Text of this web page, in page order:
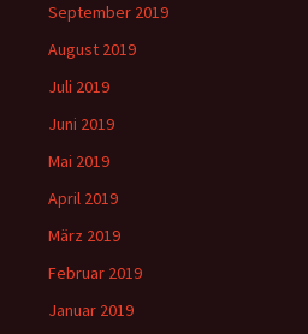
September 2019
August 2019
Juli 2019
Juni 2019
Mai 2019
April 2019
März 2019
Februar 2019
Januar 2019